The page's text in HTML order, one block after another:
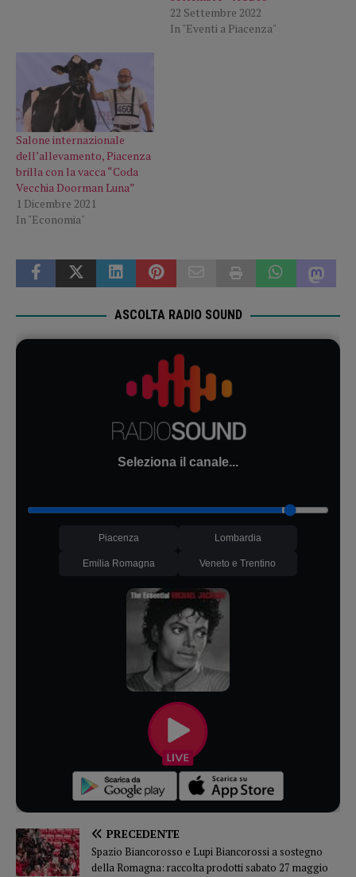
22 Settembre 2022
In "Eventi a Piacenza"
Salone internazionale
dell’allevamento, Piacenza
brilla con la vacca “Coda
Vecchia Doorman Luna”
1 Dicembre 2021
In "Economia"
ASCOLTA RADIO SOUND
Seleziona il canale...
Piacenza Lombardia
Emilia Romagna Veneto e Trentino
PRECEDENTE
Spazio Biancorosso e Lupi Biancorossi a sostegno
della Romagna: raccolta prodotti sabato 27 maggio